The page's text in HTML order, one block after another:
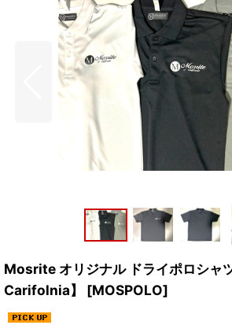
Mosrite オリジナル ドライポロシ
Carifolnia】
[MOSPOLO]